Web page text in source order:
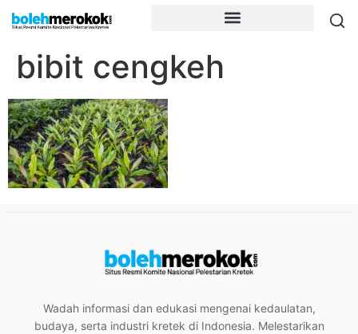
bibit cengkeh
Wadah informasi dan edukasi mengenai kedaulatan,
budaya, serta industri kretek di Indonesia. Melestarikan